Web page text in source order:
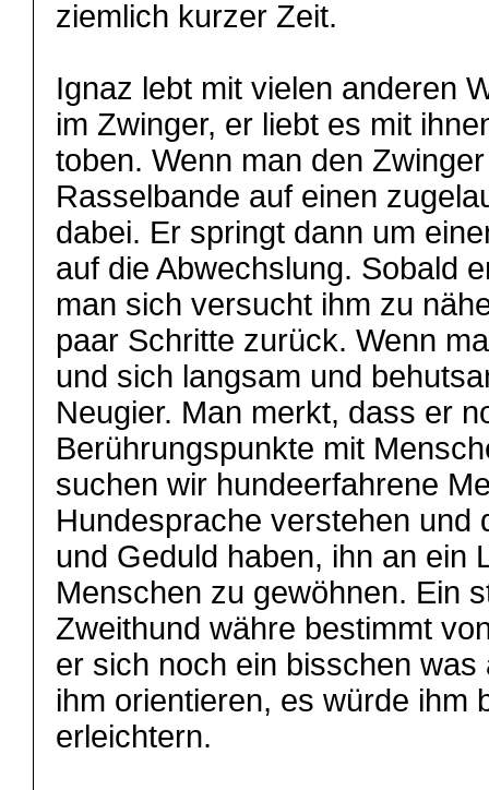
ziemlich kurzer Zeit.
Ignaz lebt mit vielen anderen
im Zwinger, er liebt es mit
toben. Wenn man den
Rasselbande auf einen
dabei. Er springt dann um
auf die Abwechslung. Sobald
man sich versucht ihm zu
paar Schritte zurück. Wenn
und sich langsam und
Neugier. Man merkt, dass er
Berührungspunkte mit
suchen wir hundeerfahrene
Hundesprache verstehen und
und Geduld haben, ihn an ein
Menschen zu gewöhnen. Ein
Zweithund währe bestimmt
er sich noch ein bisschen
ihm orientieren, es würde ihm
erleichtern.